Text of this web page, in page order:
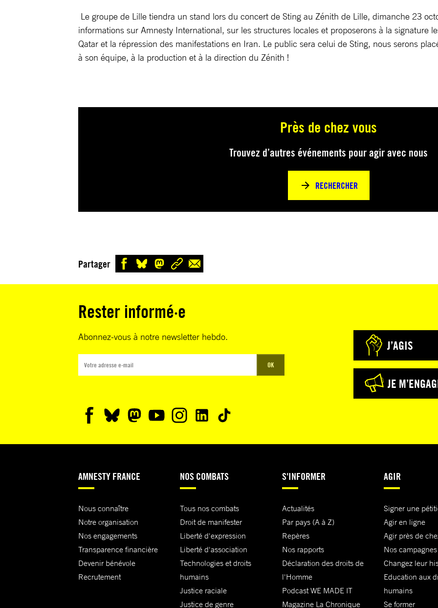
Le groupe de Lille tiendra un stand lors du concert de Sting au Zénith de Lille, dimanche 23
informations sur Amnesty International, sur les structures locales et proposerons à la signature
Qatar et la répression des manifestations en Iran. Le public sera celui de Sting, nous serons
à son équipe, à la production et à la direction du Zénith !
Près de chez vous
Trouvez d’autres événements pour agir avec nous
RECHERCHER
Partager
Rester informé·e
Abonnez-vous à notre newsletter hebdo.
OK
J’AGIS
JE
AMNESTY FRANCE
Nous connaître
Notre organisation
Nos engagements
Transparence financière
Devenir bénévole
Recrutement
NOS COMBATS
Tous nos combats
Droit de manifester
Liberté d'expression
Liberté d'association
Technologies et droits
humains
Justice raciale
Justice de genre
S'INFORMER
Actualités
Par pays (A à Z)
Repères
Nos rapports
Déclaration des droits de
l'Homme
Podcast WE MADE IT
Magazine La Chronique
AGIR
Signer une
Agir en ligne
Agir près de
Nos campagnes
Changez leur
Education aux
humains
Se former